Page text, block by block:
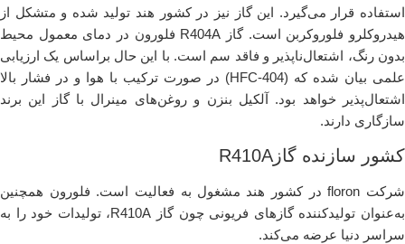
استفاده قرار می‌گیرد. این گاز نیز در کشور هند تولید شده و متشکل از
هیدروکلرو فلوروکربن است. گاز R404A فلورون در دمای معمول محیط
بدون رنگ، اشتعال‌ناپذیر و فاقد سم است. با این حال براساس یک ارزیابی
علمی بیان شده که (HFC-404) در صورت ترکیب با هوا و در فشار بالا
اشتعال‌پذیر خواهد بود. آلکیل بنزن و روغن‌های مینرال با گاز این برند
سازگاری دارند.
کشور سازنده گازR410A
شرکت floron در کشور هند مشغول به فعالیت است. فلورون همچنین
به‌عنوان تولیدکننده گازهای فریونی چون گاز R410A، تولیدات خود را به
سراسر دنیا عرضه می‌کند.